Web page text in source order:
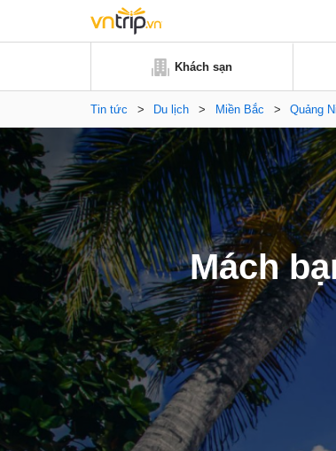
Khách sạn
Tin tức > Du lịch > Miền Bắc > Quảng
Mách